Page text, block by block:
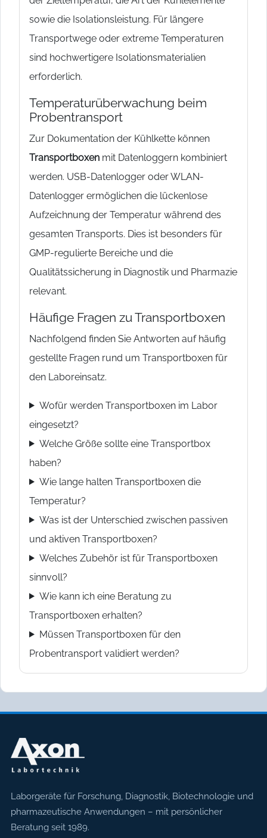
sowie die Isolationsleistung. Für längere
Transportwege oder extreme Temperaturen
sind hochwertigere Isolationsmaterialien
erforderlich.
Temperaturüberwachung beim
Probentransport
Zur Dokumentation der Kühlkette können
Transportboxen mit Datenloggern kombiniert
werden. USB-Datenlogger oder WLAN-
Datenlogger ermöglichen die lückenlose
Aufzeichnung der Temperatur während des
gesamten Transports. Dies ist besonders für
GMP-regulierte Bereiche und die
Qualitätssicherung in Diagnostik und Pharmazie
relevant.
Häufige Fragen zu Transportboxen
Nachfolgend finden Sie Antworten auf häufig
gestellte Fragen rund um Transportboxen für
den Laboreinsatz.
Wofür werden Transportboxen im Labor
eingesetzt?
Welche Größe sollte eine Transportbox
haben?
Wie lange halten Transportboxen die
Temperatur?
Was ist der Unterschied zwischen passiven
und aktiven Transportboxen?
Welches Zubehör ist für Transportboxen
sinnvoll?
Wie kann ich eine Beratung zu
Transportboxen erhalten?
Müssen Transportboxen für den
Probentransport validiert werden?
Axon Labortechnik
Laborgeräte für Forschung, Diagnostik, Biotechnologie und
pharmazeutische Anwendungen – mit persönlicher
Beratung seit 1989.